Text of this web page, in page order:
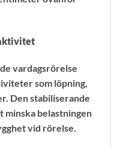
vardagsrörelse
som löpning,
Den stabiliserande
belastningen
vid rörelse.